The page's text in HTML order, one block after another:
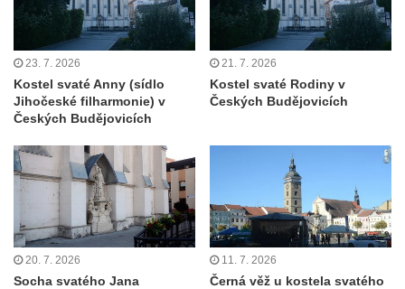
Postoloprtech
Hřbitovní kaple v Postoloprtech
Kostel svatého Jana Evangelisty v Malém
Březně
Kaple svatého Antonína Paduánského na
Bývalá kaple svatých Jana a Pavla v
Nemilkově
Kaple svatého Jana Nepomuckého v Lišnici
Hřbitovní kaple v Chotyni
Kaple Čtrnácti svatých pomocníků v
23. 7. 2026
Kostel svaté Anny (sídlo
Jihočeské filharmonie) v
Českých Budějovicích
21. 7. 2026
Kostel svaté Rodiny v
Českých Budějovicích
20. 7. 2026
Socha svatého Jana
11. 7. 2026
Černá věž u kostela svatého